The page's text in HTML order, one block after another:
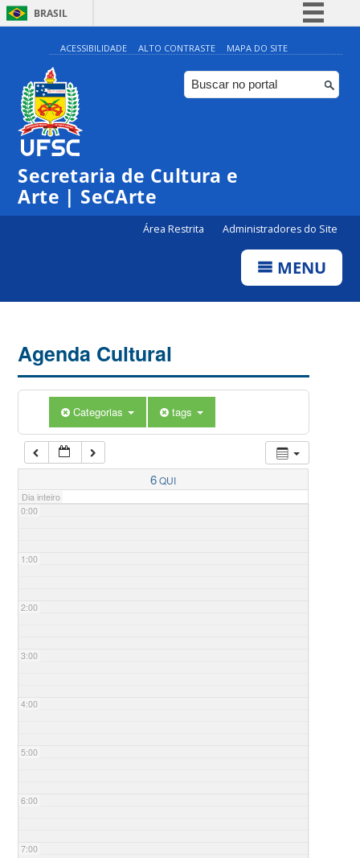
BRASIL
Simplifique!
Comunica BR
Participe
ACESSIBILIDADE ALTO CONTRASTE MAPA DO SITE
Secretaria de Cultura e
Arte | SeCArte
Área Restrita Administradores do Site
MENU
Agenda Cultural
Categorias tags
6QUI
Dia inteiro
0:00
1:00
2:00
3:00
4:00
5:00
6:00
7:00